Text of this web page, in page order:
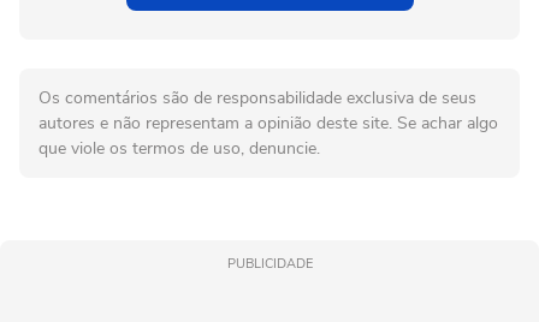
Os comentários são de responsabilidade exclusiva de seus
autores e não representam a opinião deste site. Se achar algo
que viole os termos de uso, denuncie.
PUBLICIDADE